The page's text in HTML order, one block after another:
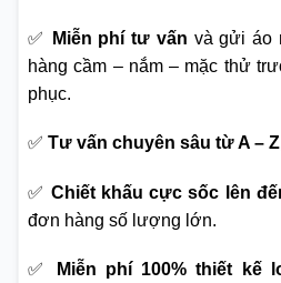
✅ Miễn phí tư vấn và gửi áo
hàng cầm – nắm – mặc thử
phục.
✅ Tư vấn chuyên sâu từ A – Z
✅ Chiết khấu cực sốc lên
đơn hàng số lượng lớn.
✅ Miễn phí 100% thiết kế